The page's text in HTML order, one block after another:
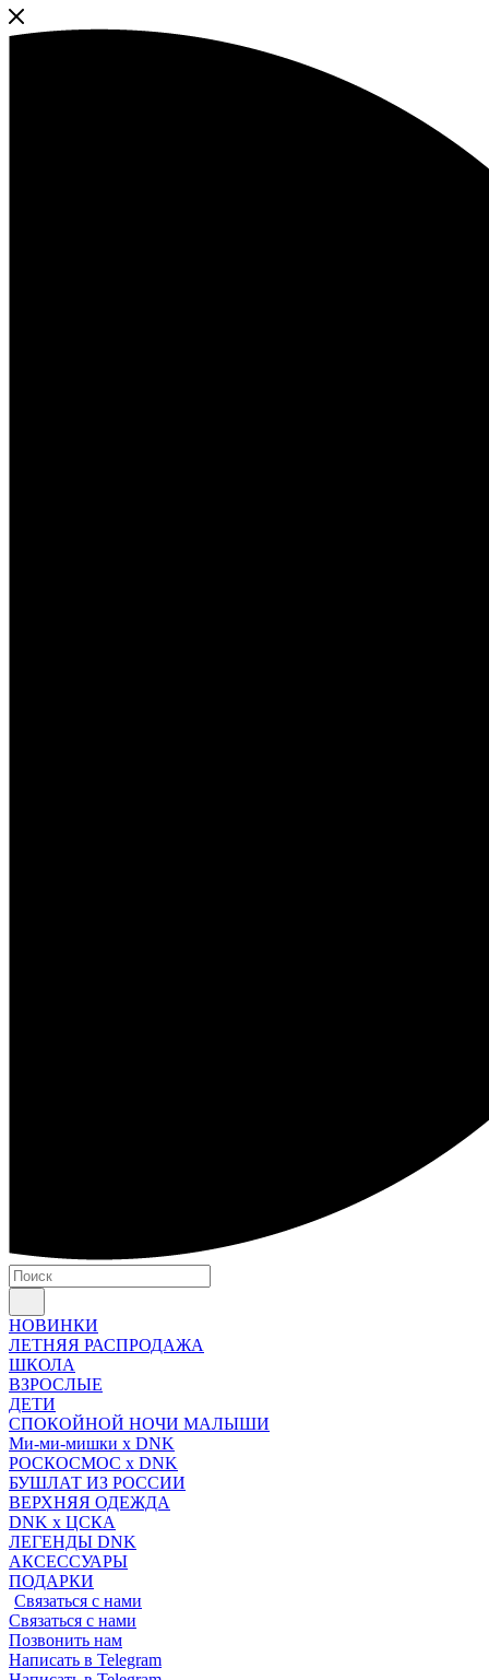
НОВИНКИ
ЛЕТНЯЯ РАСПРОДАЖА
ШКОЛА
ВЗРОСЛЫЕ
ДЕТИ
СПОКОЙНОЙ НОЧИ МАЛЫШИ
Ми-ми-мишки x DNK
РОСКОСМОС x DNK
БУШЛАТ ИЗ РОССИИ
ВЕРХНЯЯ ОДЕЖДА
DNK x ЦСКА
ЛЕГЕНДЫ DNK
АКСЕССУАРЫ
ПОДАРКИ
Связаться с нами
Связаться с нами
Позвонить нам
Написать в Telegram